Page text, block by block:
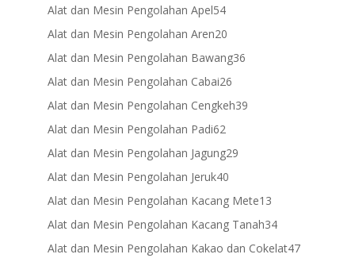
products
Alat dan Mesin Pengolahan Apel5454
products
Alat dan Mesin Pengolahan Aren2020
products
Alat dan Mesin Pengolahan Bawang3636
Alat dan Mesin Pengolahan Cabai2626
products
Alat dan Mesin Pengolahan Cengkeh3939
Alat dan Mesin Pengolahan Padi6262
products
Alat dan Mesin Pengolahan Jagung2929
Alat dan Mesin Pengolahan Jeruk4040
products
Alat dan Mesin Pengolahan Kacang Mete1313
products
Alat dan Mesin Pengolahan Kacang Tanah3434
products
Alat dan Mesin Pengolahan Kakao dan Cokelat4747